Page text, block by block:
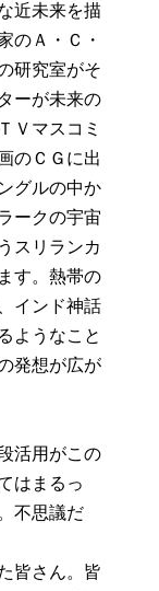
近未来を描
のＡ・Ｃ・
研究室がそ
ーが未来の
Ｖマスコミ
のＣＧに出
グルの中か
ークの宇宙
スリランカ
す。熱帯の
インド神話
ようなこと
発想が広が
活用がこの
はまるっ
不思議だ
皆さん。皆